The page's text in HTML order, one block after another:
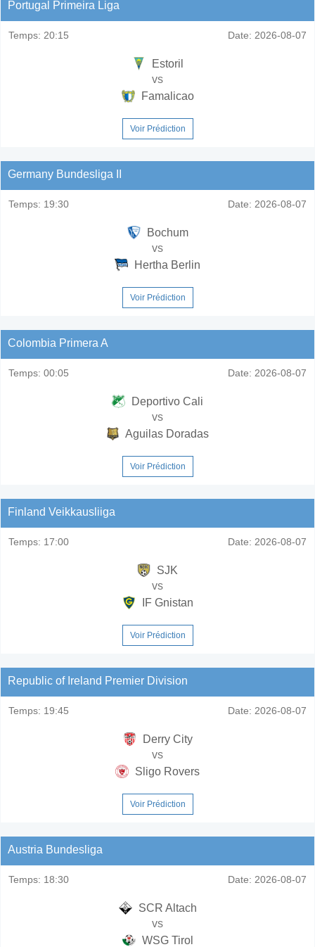
Portugal Primeira Liga
Temps: 20:15 Date: 2026-08-07
Estoril
vs
Famalicao
Voir Prédiction
Germany Bundesliga II
Temps: 19:30 Date: 2026-08-07
Bochum
vs
Hertha Berlin
Voir Prédiction
Colombia Primera A
Temps: 00:05 Date: 2026-08-07
Deportivo Cali
vs
Aguilas Doradas
Voir Prédiction
Finland Veikkausliiga
Temps: 17:00 Date: 2026-08-07
SJK
vs
IF Gnistan
Voir Prédiction
Republic of Ireland Premier Division
Temps: 19:45 Date: 2026-08-07
Derry City
vs
Sligo Rovers
Voir Prédiction
Austria Bundesliga
Temps: 18:30 Date: 2026-08-07
SCR Altach
vs
WSG Tirol